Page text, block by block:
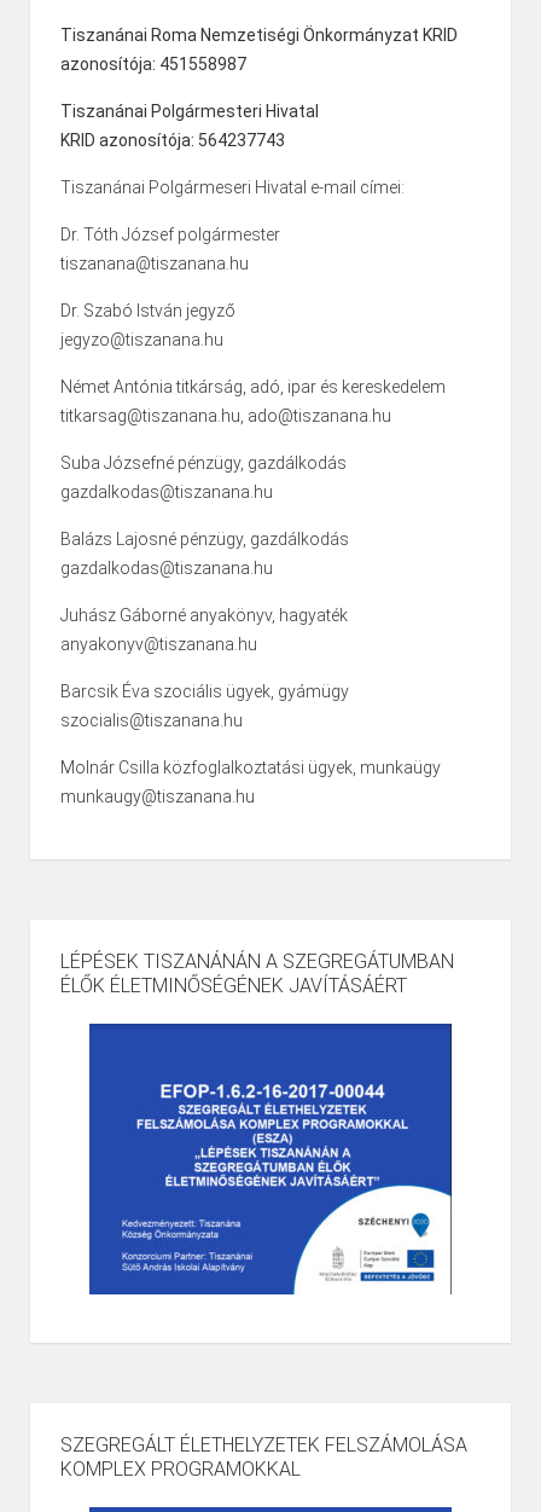
Tiszanánai Roma Nemzetiségi Önkormányzat KRID
azonosítója: 451558987
Tiszanánai Polgármesteri Hivatal
KRID azonosítója: 564237743
Tiszanánai Polgármeseri Hivatal e-mail címei:
Dr. Tóth József polgármester
tiszanana@tiszanana.hu
Dr. Szabó István jegyző
jegyzo@tiszanana.hu
Német Antónia titkárság, adó, ipar és kereskedelem
titkarsag@tiszanana.hu, ado@tiszanana.hu
Suba Józsefné pénzügy, gazdálkodás
gazdalkodas@tiszanana.hu
Balázs Lajosné pénzügy, gazdálkodás
gazdalkodas@tiszanana.hu
Juhász Gáborné anyakönyv, hagyaték
anyakonyv@tiszanana.hu
Barcsik Éva szociális ügyek, gyámügy
szocialis@tiszanana.hu
Molnár Csilla közfoglalkoztatási ügyek, munkaügy
munkaugy@tiszanana.hu
LÉPÉSEK TISZANÁNÁN A SZEGREGÁTUMBAN
ÉLŐK ÉLETMINŐSÉGÉNEK JAVÍTÁSÁÉRT
SZEGREGÁLT ÉLETHELYZETEK FELSZÁMOLÁSA
KOMPLEX PROGRAMOKKAL